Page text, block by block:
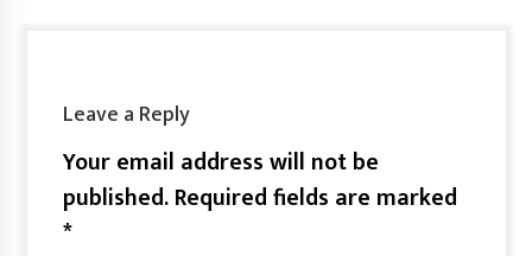
Leave a Reply
Your email address will not be
published.Required fields are marked
*